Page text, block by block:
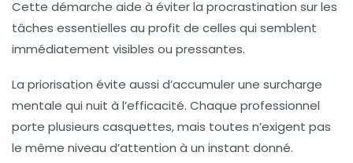
Cette démarche aide à éviter la procrastination sur les
tâches essentielles au profit de celles qui semblent
immédiatement visibles ou pressantes.
La priorisation évite aussi d’accumuler une surcharge
mentale qui nuit à l’efficacité. Chaque professionnel
porte plusieurs casquettes, mais toutes n’exigent pas
le même niveau d’attention à un instant donné.